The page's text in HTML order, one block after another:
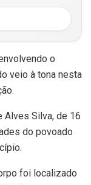
o
veio à tona nesta
Alves Silva, de 16
do povoado
foi localizado